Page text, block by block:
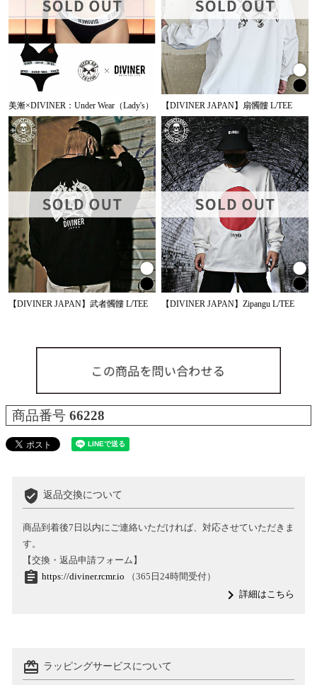
美漸×DIVINER：Under Wear（Lady's） 【DIVINER JAPAN】扇髑髏 L/TEE
【DIVINER JAPAN】武者髑髏 L/TEE 【DIVINER JAPAN】Zipangu L/TEE
商品番号 66228
verified_user 返品交換について
商品到着後7日以内にご連絡いただければ、対応させていただきま
す。
【交換・返品申請フォーム】
assignment https://diviner.rcmr.io （365日24時間受付）
navigate_next詳細はこちら
card_giftcard ラッピングサービスについて